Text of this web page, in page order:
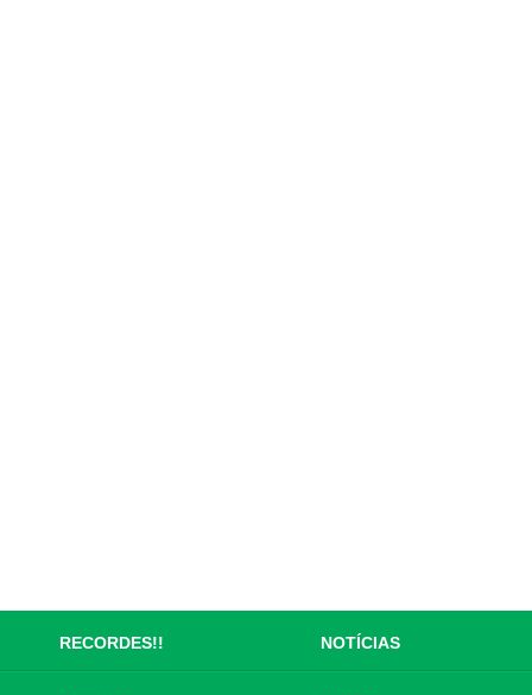
RECORDES!! NOTÍCIAS